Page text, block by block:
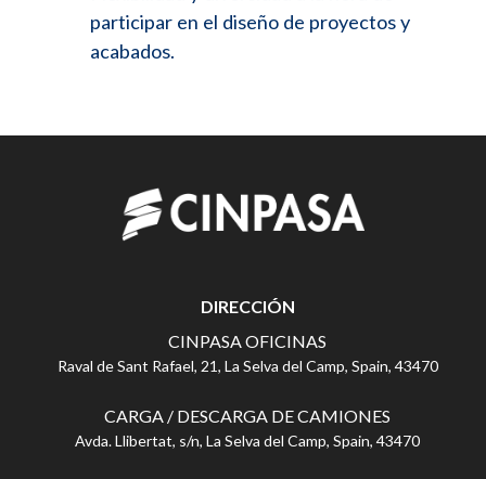
participar en el diseño de proyectos y
acabados.
DIRECCIÓN
CINPASA OFICINAS
Raval de Sant Rafael, 21, La Selva del Camp, Spain, 43470
CARGA / DESCARGA DE CAMIONES
Avda. Llibertat, s/n, La Selva del Camp, Spain, 43470